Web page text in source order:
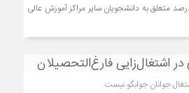
دانشگاه آزاد و ۳ درصد متعلق به دانشجویان سایر مراکز آموزش عالی
جوانان جوابگو نیست